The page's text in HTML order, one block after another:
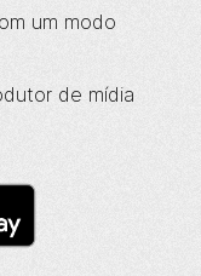
um modo
de mídia